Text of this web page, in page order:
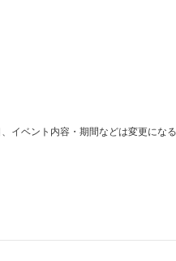
イベント内容・期間などは変更にな